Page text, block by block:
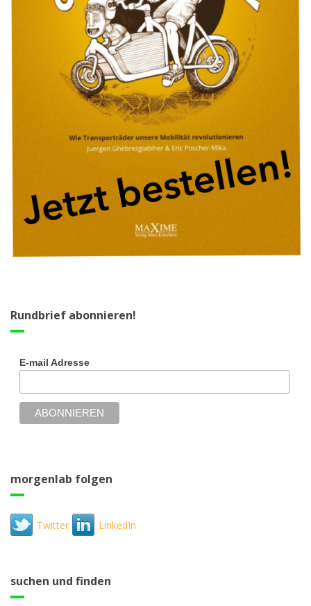
Rundbrief abonnieren!
E-mail Adresse
morgenlab folgen
Twitter LinkedIn
suchen und finden